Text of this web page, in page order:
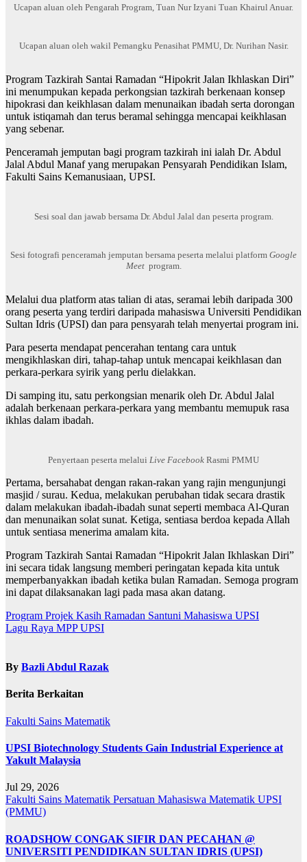
Ucapan aluan oleh Pengarah Program, Tuan Nur Izyani Tuan Khairul Anuar.
Ucapan aluan oleh wakil Pemangku Penasihat PMMU, Dr. Nurihan Nasir.
Program Tazkirah Santai Ramadan “Hipokrit Jalan Ikhlaskan Diri”
ini menumpukan kepada perkongsian tazkirah berkenaan konsep
hipokrasi dan keikhlasan dalam menunaikan ibadah serta dorongan
untuk istiqamah dan terus beramal sehingga mencapai keikhlasan
yang sebenar.
Penceramah jemputan bagi program tazkirah ini ialah Dr. Abdul
Jalal Abdul Manaf yang merupakan Pensyarah Pendidikan Islam,
Fakulti Sains Kemanusiaan, UPSI.
Sesi soal dan jawab bersama Dr. Abdul Jalal dan peserta program.
Sesi fotografi penceramah jemputan bersama peserta melalui platform Google
Meet program.
Melalui dua platform atas talian di atas, seramai lebih daripada 300
orang peserta yang terdiri daripada mahasiswa Universiti Pendidikan
Sultan Idris (UPSI) dan para pensyarah telah menyertai program ini.
Para peserta mendapat pencerahan tentang cara untuk
mengikhlaskan diri, tahap-tahap untuk mencapai keikhlasan dan
perkara-perkara syirik yang perlu dielakkan.
Di samping itu, satu perkongsian menarik oleh Dr. Abdul Jalal
adalah berkenaan perkara-perkara yang membantu memupuk rasa
ikhlas dalam ibadah.
Penyertaan peserta melalui Live Facebook Rasmi PMMU
Pertama, bersahabat dengan rakan-rakan yang rajin mengunjungi
masjid / surau. Kedua, melakukan perubahan tidak secara drastik
dalam melakukan ibadah-ibadah sunat seperti membaca Al-Quran
dan menunaikan solat sunat. Ketiga, sentiasa berdoa kepada Allah
untuk sentiasa menerima amalam kita.
Program Tazkirah Santai Ramadan “Hipokrit Jalan Ikhlaskan Diri”
ini secara tidak langsung memberi peringatan kepada kita untuk
memperbanyakkan ibadah ketika bulan Ramadan. Semoga program
ini dapat dilaksanakan lagi pada masa akan datang.
Navigasi
kiriman
Program Projek Kasih Ramadan Santuni Mahasiswa UPSI
Lagu Raya MPP UPSI
By Bazli Abdul Razak
Berita Berkaitan
Fakulti Sains Matematik
UPSI Biotechnology Students Gain Industrial Experience at
Yakult Malaysia
Jul 29, 2026
Fakulti Sains Matematik Persatuan Mahasiswa Matematik UPSI
(PMMU)
ROADSHOW CONGAK SIFIR DAN PECAHAN @
UNIVERSITI PENDIDIKAN SULTAN IDRIS (UPSI)